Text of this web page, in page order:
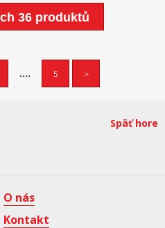
36 produktů
.... 5 >
Späť hore
O nás
Kontakt